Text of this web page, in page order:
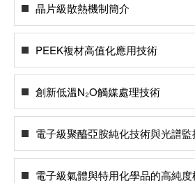
晶片級散熱機制簡介
PEEK複材高值化應用技術
創新低溫N₂O觸媒處理技術
電子級聚醯亞胺純化技術與光譜
電子級氣體與特用化學品的高純